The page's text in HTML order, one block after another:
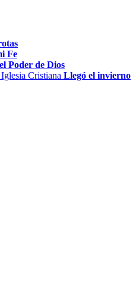
Fe
Poder de Dios
Llegó el invierno